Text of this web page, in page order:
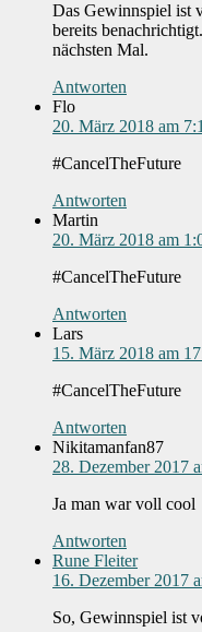
Das Gewinnspiel ist
bereits
nächsten Mal.
Antworten
Flo
20. März 2018 am
#CancelTheFuture
Antworten
Martin
20. März 2018 am
#CancelTheFuture
Antworten
Lars
15. März 2018 am
#CancelTheFuture
Antworten
Nikitamanfan87
28. Dezember 2017
Ja man war voll cool
Antworten
Rune Fleiter
16. Dezember 2017
So, Gewinnspiel ist